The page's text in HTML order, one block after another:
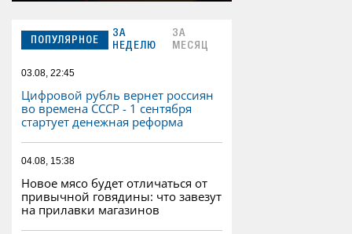
ПОПУЛЯРНОЕ
ЗА
НЕДЕЛЮ
ЗА
МЕСЯЦ
03.08, 22:45
Цифровой рубль вернет россиян
во времена СССР - 1 сентября
стартует денежная реформа
04.08, 15:38
Новое мясо будет отличаться от
привычной говядины: что завезут
на прилавки магазинов